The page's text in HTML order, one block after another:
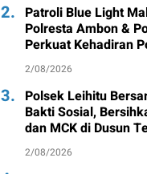
2. Patroli Blue Light
Polresta Ambon &
Perkuat Kehadiran
Masyarakat
2/08/2026
3. Polsek Leihitu
Bakti Sosial,
dan MCK di Dusun
2/08/2026